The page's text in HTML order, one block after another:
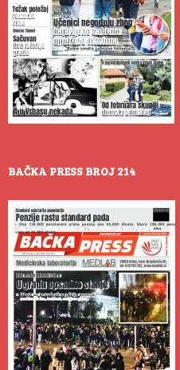
BAČKA PRESS BROJ 214